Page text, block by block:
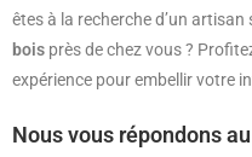
êtes à la recherche d’un artisan
bois près de chez vous ?
expérience pour embellir votre
Nous vous répondons